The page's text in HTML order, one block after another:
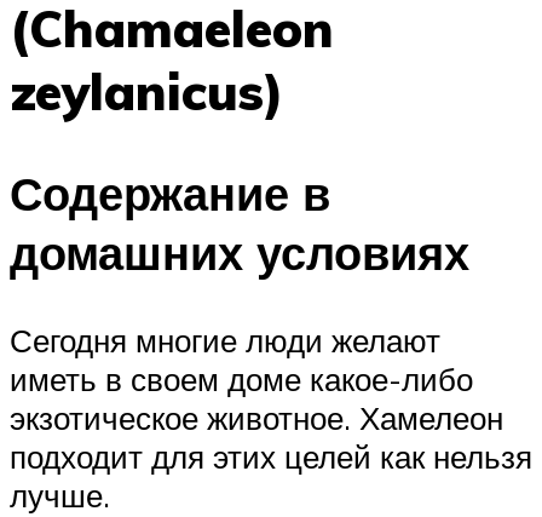
(Chamaeleon
zeylanicus)
Содержание в
домашних условиях
Сегодня многие люди желают
иметь в своем доме какое-либо
экзотическое животное. Хамелеон
подходит для этих целей как нельзя
лучше.